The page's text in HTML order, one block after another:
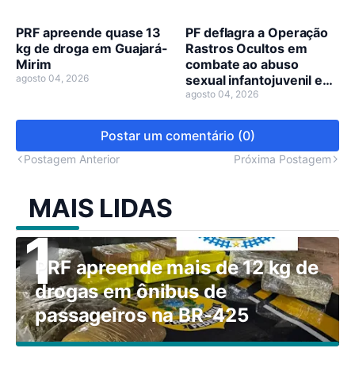
PRF apreende quase 13
kg de droga em Guajará-
Mirim
agosto 04, 2026
PF deflagra a Operação
Rastros Ocultos em
combate ao abuso
sexual infantojuvenil em
Nova Mamoré
agosto 04, 2026
Postar um comentário (0)
Postagem Anterior Próxima Postagem
MAIS LIDAS
PRF apreende mais de 12 kg de
drogas em ônibus de
passageiros na BR-425